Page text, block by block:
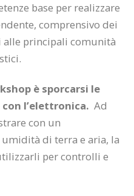
base per realizzare
comprensivo dei
principali comunità
è sporcarsi le
l’elettronica. Ad
con un
di terra e aria, la
per controlli e